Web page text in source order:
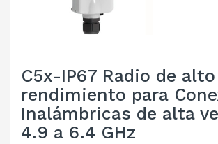
C5x-IP67 Radio de alto
rendimiento para
Inalámbricas de alta
4.9 a 6.4 GHz